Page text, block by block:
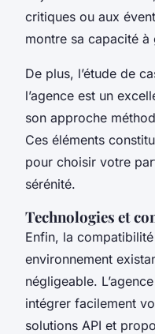
critiques ou aux
montre sa capacité
De plus, l’étude de
l’agence est un
son approche
Ces éléments
pour choisir votre
sérénité.
Technologies et
Enfin, la
environnement
négligeable.
intégrer facilement
solutions API et